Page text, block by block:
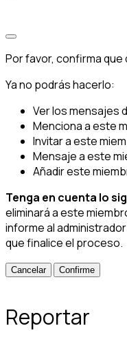
Por favor, confirma
Ya no podrás hacerlo:
Ver los mensajes
Menciona a este
Invitar a este
Mensaje a este
Añadir este
Tenga en cuenta lo
eliminará a este
informe al
que finalice el proceso.
Confirme
Reportar